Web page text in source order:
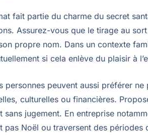
fait partie du charme du secret
Assurez-vous que le tirage au
propre nom. Dans un contexte
si cela enlève du plaisir à
personnes peuvent aussi préférer
culturelles ou financières.
sans jugement. En entreprise
pas Noël ou traversent des périodes